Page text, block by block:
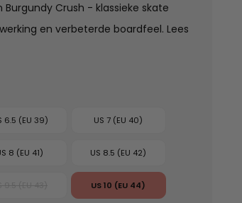
Burgundy Crush - klassieke skate
en verbeterde boardfeel. Lees
6.5 (EU 39) US 7 (EU 40)
8 (EU 41) US 8.5 (EU 42)
US 10 (EU 44)